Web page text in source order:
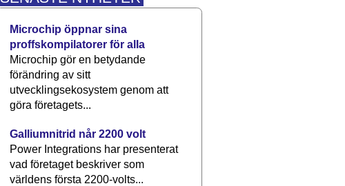
Microchip öppnar sina
proffskompilatorer för alla
Microchip gör en betydande
förändring av sitt
utvecklingsekosystem genom att
göra företagets...
Galliumnitrid når 2200 volt
Power Integrations har presenterat
vad företaget beskriver som
världens första 2200-volts...